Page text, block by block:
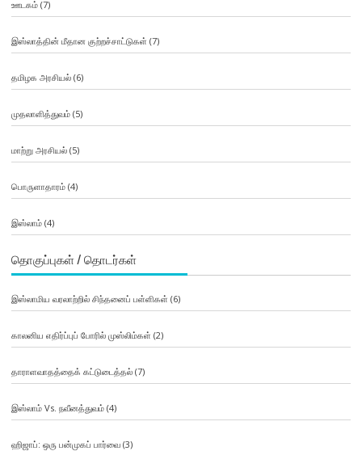
ஊடகம்(7)
இஸ்லாத்தின் மீதான குற்றச்சாட்டுகள் (7)
தமிழக அரசியல்(6)
முதலாளித்துவம்(5)
மாற்று அரசியல்(5)
பொருளாதாரம்(4)
இஸ்லாம்(4)
தொகுப்புகள் / தொடர்கள்
இஸ்லாமிய வரலாற்றில் சிந்தனைப் பள்ளிகள் (6)
காலனிய எதிர்ப்புப் போரில் முஸ்லிம்கள் (2)
தாராளவாதத்தைக் கட்டுடைத்தல்(7)
இஸ்லாம் Vs. நவீனத்துவம்(4)
ஹிஜாப்: ஒரு பன்முகப் பார்வை(3)